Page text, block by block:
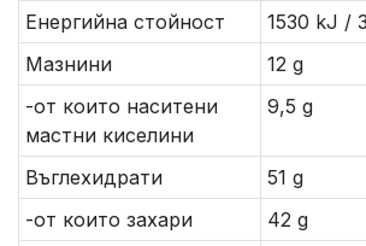
Енергийна стойност
1530 kJ /
Мазнини
12 g
-от които наситени
мастни киселини
9,5 g
Въглехидрати
51 g
-от които захари
42 g